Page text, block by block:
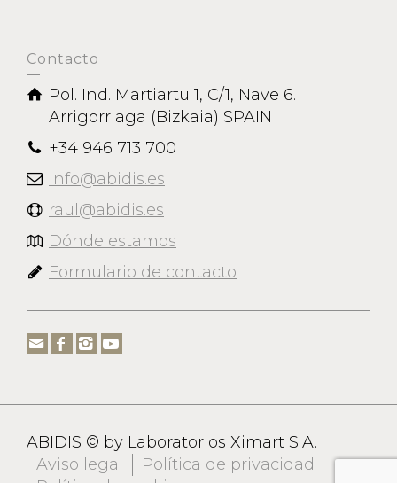
Contacto
Pol. Ind. Martiartu 1, C/1, Nave 6.
Arrigorriaga (Bizkaia) SPAIN
+34 946 713 700
info@abidis.es
raul@abidis.es
Dónde estamos
Formulario de contacto
ABIDIS © by Laboratorios Ximart S.A.
Aviso legal
Política de privacidad